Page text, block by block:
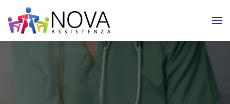
Skip to main content